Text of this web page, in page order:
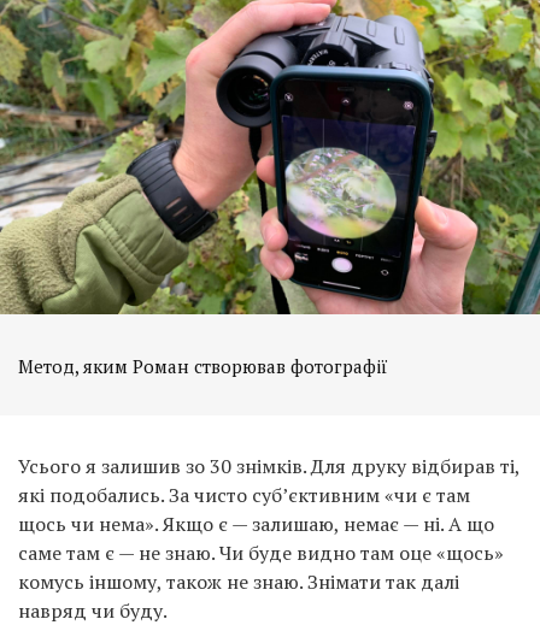
Метод, яким Роман створював фотографії
Усього я залишив зо 30 знімків. Для друку відбирав ті,
які подобались. За чисто субʼєктивним «чи є там
щось чи нема». Якщо є — залишаю, немає — ні. А що
саме там є — не знаю. Чи буде видно там оце «щось»
комусь іншому, також не знаю. Знімати так далі
навряд чи буду.